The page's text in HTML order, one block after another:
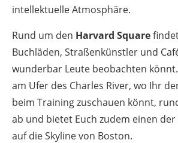
intellektuelle Atmosphäre.
Rund um den Harvard Square
Buchläden, Straßenkünstler und
wunderbar Leute beobachten
am Ufer des Charles River, wo Ihr
beim Training zuschauen könnt,
ab und bietet Euch zudem einen
auf die Skyline von Boston.